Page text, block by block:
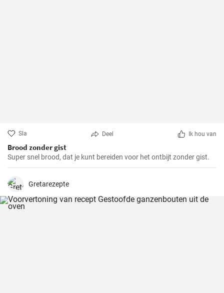
Sla Deel Ik hou van
Brood zonder gist
Super snel brood, dat je kunt bereiden voor het ontbijt zonder gist.
Gretarezepte